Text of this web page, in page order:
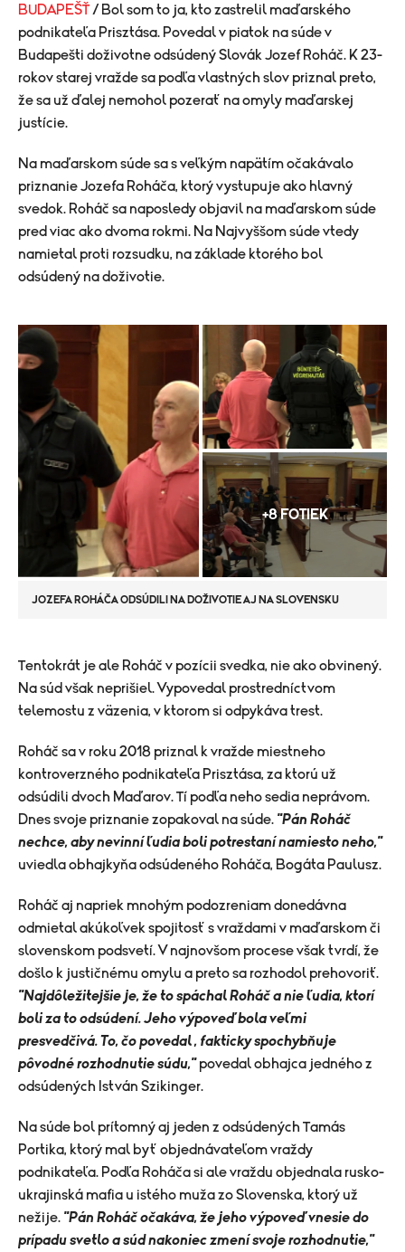
BUDAPEŠŤ/ Bol som to ja, kto zastrelil maďarského
podnikateľa Prisztása. Povedal v piatok na súde v
Budapešti doživotne odsúdený Slovák Jozef Roháč. K 23-
rokov starej vražde sa podľa vlastných slov priznal preto,
že sa už ďalej nemohol pozerať na omyly maďarskej
justície.
Na maďarskom súde sa s veľkým napätím očakávalo
priznanie Jozefa Roháča, ktorý vystupuje ako hlavný
svedok. Roháč sa naposledy objavil na maďarskom súde
pred viac ako dvoma rokmi. Na Najvyššom súde vtedy
namietal proti rozsudku, na základe ktorého bol
odsúdený na doživotie.
+8 FOTIEK
JOZEFA ROHÁČA ODSÚDILI NA DOŽIVOTIE AJ NA SLOVENSKU
​Tentokrát je ale Roháč v pozícii svedka, nie ako obvinený.
Na súd však neprišiel. Vypovedal prostredníctvom
telemostu z väzenia, v ktorom si odpykáva trest.
Roháč sa v roku 2018 priznal k vražde miestneho
kontroverzného podnikateľa Prisztása, za ktorú už
odsúdili dvoch Maďarov. Tí podľa neho sedia neprávom.
Dnes svoje priznanie zopakoval na súde. "Pán Roháč
nechce, aby nevinní ľudia boli potrestaní namiesto neho,"
uviedla obhajkyňa odsúdeného Roháča, Bogáta Paulusz.
Roháč aj napriek mnohým podozreniam donedávna
odmietal akúkoľvek spojitosť s vraždami v maďarskom či
slovenskom podsvetí. V najnovšom procese však tvrdí, že
došlo k justičnému omylu a preto sa rozhodol prehovoriť.
"Najdôležitejšie je, že to spáchal Roháč a nie ľudia, ktorí
boli za to odsúdení. Jeho výpoveď bola veľmi
presvedčivá. To, čo povedal , fakticky spochybňuje
pôvodné rozhodnutie súdu,"povedal obhajca jedného z
odsúdených István Szikinger.
Na súde bol prítomný aj jeden z odsúdených Tamás
Portika, ktorý mal byť objednávateľom vraždy
podnikateľa. Podľa Roháča si ale vraždu objednala rusko-
ukrajinská mafia u istého muža zo Slovenska, ktorý už
nežije. "Pán Roháč očakáva, že jeho výpoveď vnesie do
prípadu svetlo a súd nakoniec zmení svoje rozhodnutie,"